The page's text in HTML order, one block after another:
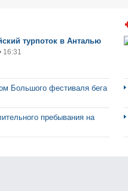
турпоток в Анталью
16:31
Большого фестиваля бега
пребывания на